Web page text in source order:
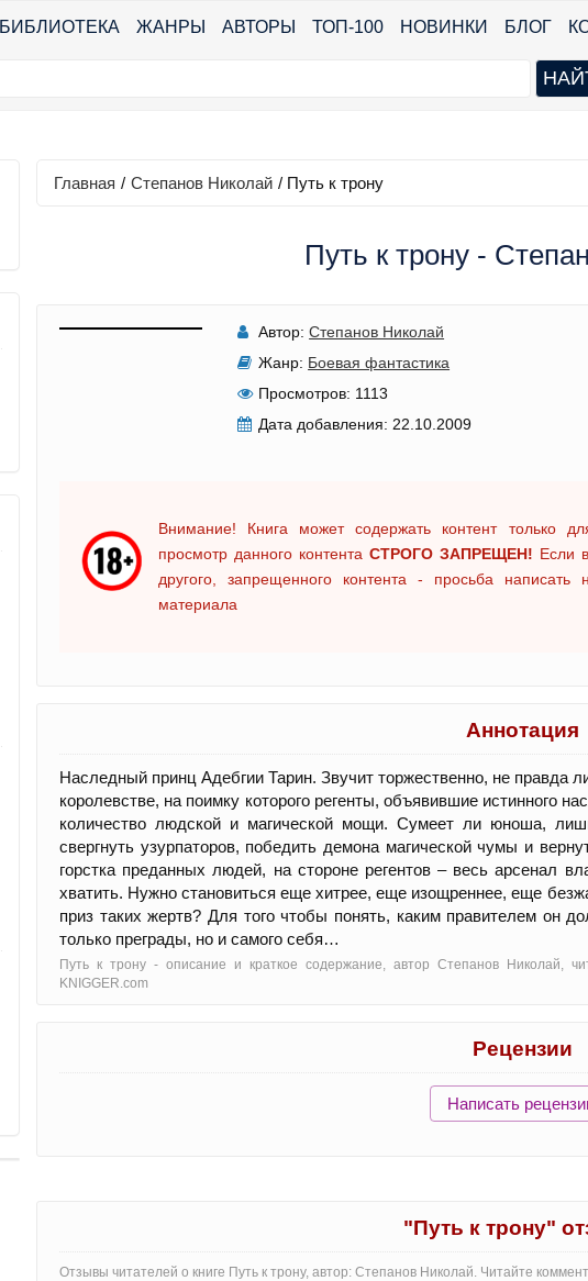
БИБЛИОТЕКА ЖАНРЫ АВТОРЫ ТОП-100 НОВИНКИ БЛОГ
Главная / Степанов Николай / Путь к трону
Путь к трону -
Автор: Степанов Николай
Жанр: Боевая фантастика
Просмотров: 1113
Дата добавления: 22.10.2009
Внимание! Книга может содержать контент только
просмотр данного контента СТРОГО ЗАПРЕЩЕН! Если
другого, запрещенного контента - просьба написать
материала
Аннотация
Наследный принц Адебгии Тарин. Звучит торжественно, не правда
королевстве, на поимку которого регенты, объявившие истинного
количество людской и магической мощи. Сумеет ли юноша,
свергнуть узурпаторов, победить демона магической чумы и
горстка преданных людей, на стороне регентов – весь арсенал
хватить. Нужно становиться еще хитрее, еще изощреннее, еще
приз таких жертв? Для того чтобы понять, каким правителем он
только преграды, но и самого себя…
Путь к трону - oписание и краткое содержание, автор Степанов Николай,
KNIGGER.com
Рецензии
Написать
"Путь к трону"
Отзывы читателей о книге Путь к трону, автор: Степанов Николай. Читайте